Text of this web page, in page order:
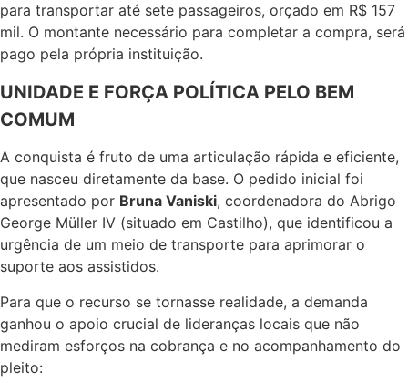
para transportar até sete passageiros, orçado em R$ 157
mil. O montante necessário para completar a compra, será
pago pela própria instituição.
UNIDADE E FORÇA POLÍTICA PELO BEM
COMUM
A conquista é fruto de uma articulação rápida e eficiente,
que nasceu diretamente da base. O pedido inicial foi
apresentado por Bruna Vaniski, coordenadora do Abrigo
George Müller IV (situado em Castilho), que identificou a
urgência de um meio de transporte para aprimorar o
suporte aos assistidos.
Para que o recurso se tornasse realidade, a demanda
ganhou o apoio crucial de lideranças locais que não
mediram esforços na cobrança e no acompanhamento do
pleito: